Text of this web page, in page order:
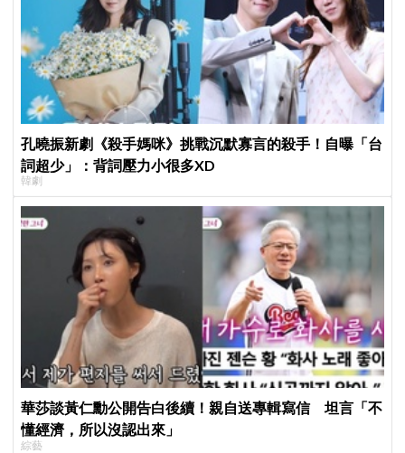
孔曉振新劇《殺手媽咪》挑戰沉默寡言的殺手！自曝「台
詞超少」：背詞壓力小很多XD
韓劇
華莎談黃仁勳公開告白後續！親自送專輯寫信 坦言「不
懂經濟，所以沒認出來」
綜藝